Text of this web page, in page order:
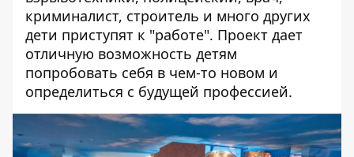
криминалист, строитель и много других
дети приступят к "работе". Проект дает
отличную возможность детям
попробовать себя в чем-то новом и
определиться с будущей профессией.